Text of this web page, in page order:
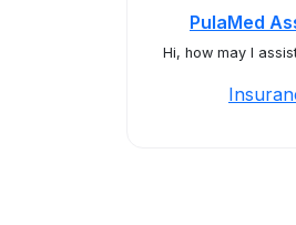
PulaMed
Hi, how may I